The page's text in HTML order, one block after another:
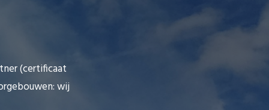
(certificaat
wij